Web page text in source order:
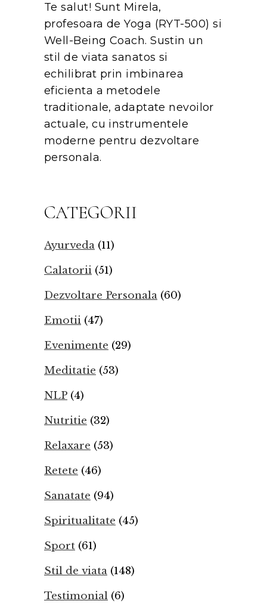
Te salut! Sunt Mirela,
profesoara de Yoga (RYT-500) si
Well-Being Coach. Sustin un
stil de viata sanatos si
echilibrat prin imbinarea
eficienta a metodele
traditionale, adaptate nevoilor
actuale, cu instrumentele
moderne pentru dezvoltare
personala.
CATEGORII
Ayurveda (11)
Calatorii (51)
Dezvoltare Personala (60)
Emotii (47)
Evenimente (29)
Meditatie (53)
NLP (4)
Nutritie (32)
Relaxare (53)
Retete (46)
Sanatate (94)
Spiritualitate (45)
Sport (61)
Stil de viata (148)
Testimonial (6)